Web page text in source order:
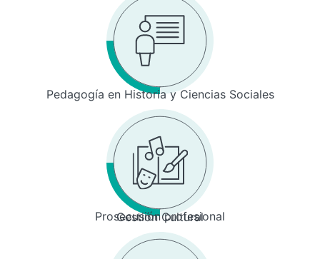
Pedagogía en Historia y Ciencias Sociales
Prosecusión profesional
Gestión Cultural